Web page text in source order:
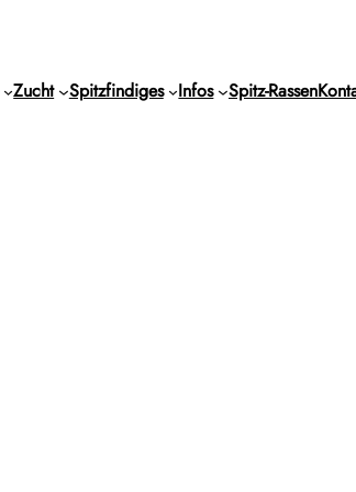
Zucht Spitzfindiges Infos Spitz-Rassen